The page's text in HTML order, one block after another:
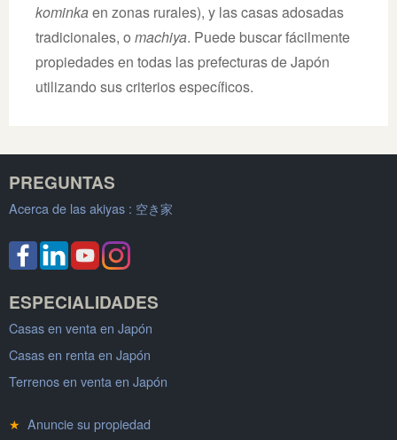
kominkaen zonas rurales), y las casas adosadas
tradicionales, o machiya. Puede buscar fácilmente
propiedades en todas las prefecturas de Japón
utilizando sus criterios específicos.
PREGUNTAS
Acerca de las akiyas : 空き家
ESPECIALIDADES
Casas en venta en Japón
Casas en renta en Japón
Terrenos en venta en Japón
★ Anuncie su propiedad